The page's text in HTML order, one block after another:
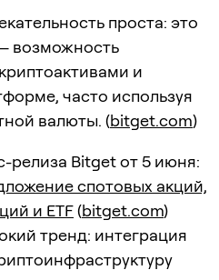
проста: это
возможность
и
часто используя
валюты. (bitget.com)
релиза Bitget от 5 июня:
спотовых акций,
и ETF(bitget.com)
тренд: интеграция